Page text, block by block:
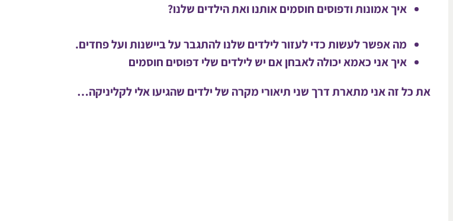
איך אמונות ודפוסים חוסמים אותנו ואת הילדים שלנו?
מה אפשר לעשות כדי לעזור לילדים שלנו להתגבר על ביישנות ועל פחדים.
איך אני כאמא יכולה לאבחן אם יש לילדים שלי דפוסים חוסמים
את כל זה אני מתארת דרך שני תיאורי מקרה של ילדים שהגיעו אלי לקליניקה…